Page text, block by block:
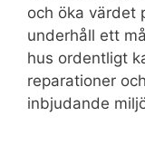
och öka värdet
underhåll ett
hus ordentligt
reparationer
inbjudande